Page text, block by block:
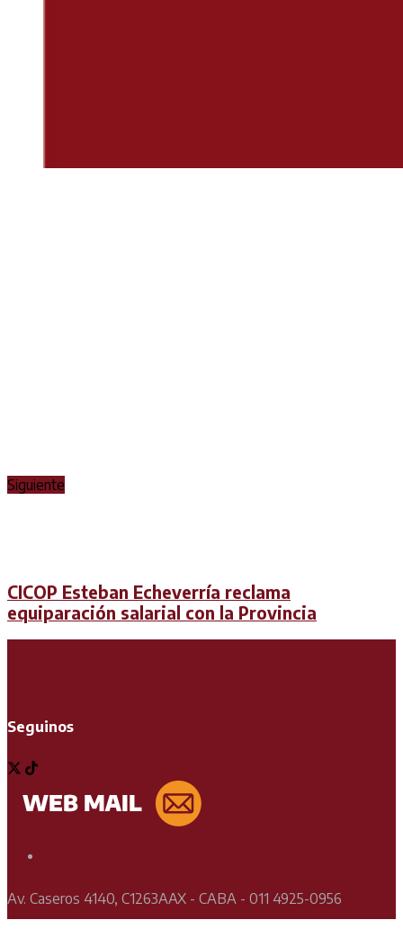
Siguiente
CICOP Esteban Echeverría reclama
equiparación salarial con la Provincia
Seguinos
Av. Caseros 4140, C1263AAX - CABA - 011 4925-0956